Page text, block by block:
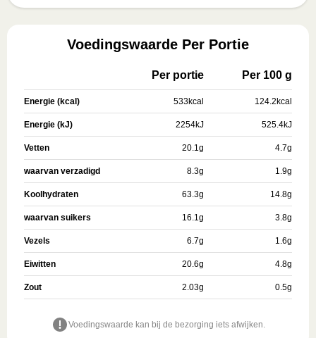
Voedingswaarde Per Portie
Per portie Per 100 g
Energie (kcal) 533kcal 124.2kcal
Energie (kJ) 2254kJ 525.4kJ
Vetten 20.1g 4.7g
waarvan verzadigd 8.3g 1.9g
Koolhydraten 63.3g 14.8g
waarvan suikers 16.1g 3.8g
Vezels 6.7g 1.6g
Eiwitten 20.6g 4.8g
Zout 2.03g 0.5g
Voedingswaarde kan bij de bezorging iets afwijken.